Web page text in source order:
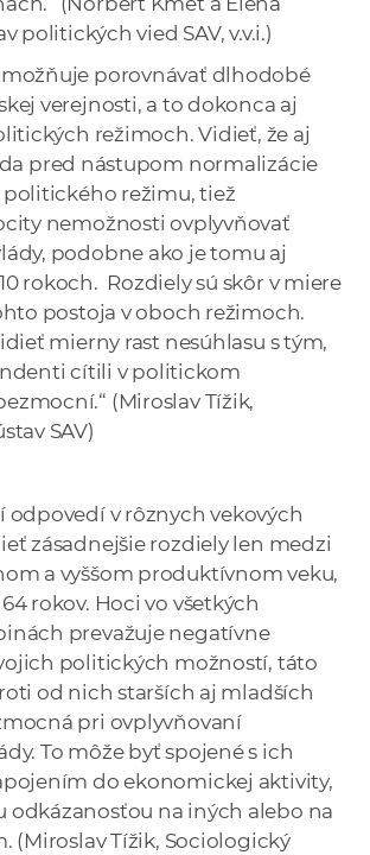
politických vied SAV, v.v.i.)
porovnávať dlhodobé
verejnosti, a to dokonca aj
režimoch. Vidieť, že aj
pred nástupom normalizácie
režimu, tiež
nemožnosti ovplyvňovať
podobne ako je tomu aj
rokoch. Rozdiely sú skôr v miere
postoja v oboch režimoch.
mierny rast nesúhlasu s tým,
cítili v politickom
(Miroslav Tížik,
SAV)
odpovedí v rôznych vekových
zásadnejšie rozdiely len medzi
a vyššom produktívnom veku,
rokov. Hoci vo všetkých
prevažuje negatívne
politických možností, táto
od nich starších aj mladších
pri ovplyvňovaní
To môže byť spojené s ich
do ekonomickej aktivity,
odkázanosťou na iných alebo na
(Miroslav Tížik, Sociologický